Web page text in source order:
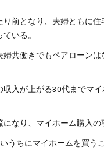
り前となり、夫婦ともに住
いる。
婦共働きでもペアローン
収入が上がる30代までマ
なり、マイホーム購入の
うちにマイホームを買う